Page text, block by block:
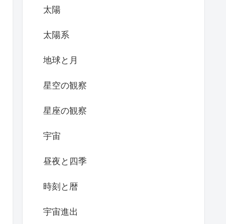
太陽
太陽系
地球と月
星空の観察
星座の観察
宇宙
昼夜と四季
時刻と暦
宇宙進出